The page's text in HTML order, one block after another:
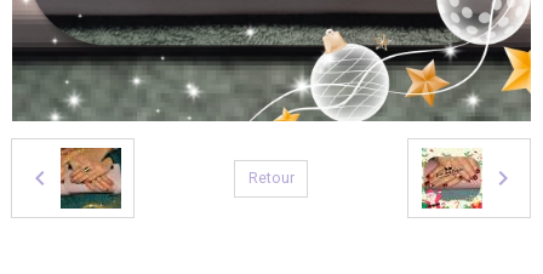
Retour